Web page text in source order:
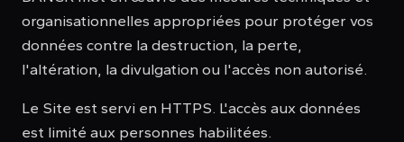
organisationnelles appropriées pour protéger vos
données contre la destruction, la perte,
l'altération, la divulgation ou l'accès non autorisé.
Le Site est servi en HTTPS. L'accès aux données
est limité aux personnes habilitées.